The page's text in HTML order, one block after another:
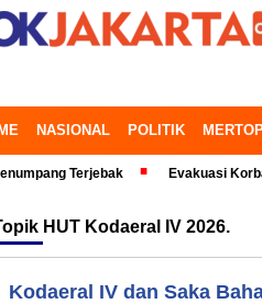
NASIONAL POLITIK
Terjebak Evakuasi Korban,
HUT Kodaeral IV 2026.
Kodaeral IV dan Saka